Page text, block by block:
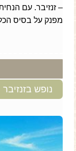
– זנזיבר. עם
מפנק על בסיס
נופש בזנזיבר